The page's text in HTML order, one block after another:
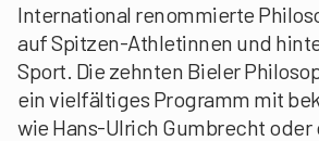
International renommierte
auf Spitzen-Athletinnen und
Sport. Die zehnten Bieler
ein vielfältiges Programm mit
wie Hans-Ulrich Gumbrecht